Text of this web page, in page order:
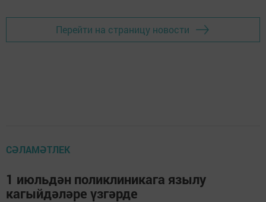
Перейти на страницу новости
СӘЛАМӘТЛЕК
1 июльдән поликлиникага язылу
кагыйдәләре үзгәрде